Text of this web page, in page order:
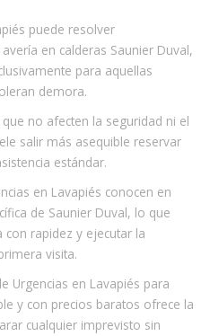
puede resolver
en calderas Saunier Duval,
para aquellas
demora.
no afecten la seguridad ni el
salir más asequible reservar
estándar.
en Lavapiés conocen en
de Saunier Duval, lo que
rapidez y ejecutar la
visita.
Urgencias en Lavapiés para
y con precios baratos ofrece la
cualquier imprevisto sin